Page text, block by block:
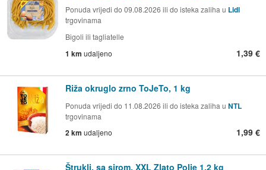
Ponuda vrijedi do 09.08.2026 ili do isteka zaliha u Lidl
trgovinama
Bigoli ili tagliatelle
1 km udaljeno 1,39 €
Riža okruglo zrno ToJeTo, 1 kg
Ponuda vrijedi do 11.08.2026 ili do isteka zaliha u NTL
trgovinama
2 km udaljeno 1,99 €
Štrukli, sa sirom, XXL Zlato Polje 1,2 kg